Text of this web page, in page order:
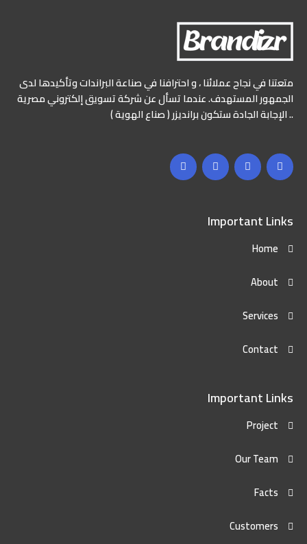
متعتنا في نجاح عملائنا ، و احترافنا في صناعة البراندات وتأكيدها لدى
الجمهور المستهدف. عندما تسأل عن شركة تسويق إلكتروني مصرية
.. الإجابة الجادة ستكون برانديزر ( صناع الهوية )
Important Links
Home
About
Services
Contact
Important Links
Project
Our Team
Facts
Customers